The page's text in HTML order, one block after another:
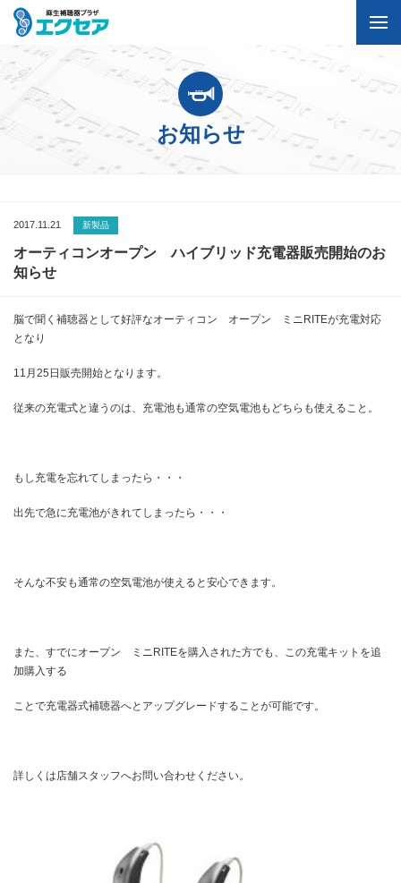
お知らせ
2017.11.21 新製品
オーティコンオープン ハイブリッド充電器販売開始のお
知らせ
脳で聞く補聴器として好評なオーティコン オープン ミニRITEが充電対応
となり
11月25日販売開始となります。
従来の充電式と違うのは、充電池も通常の空気電池もどちらも使えること。
もし充電を忘れてしまったら・・・
出先で急に充電池がきれてしまったら・・・
そんな不安も通常の空気電池が使えると安心できます。
また、すでにオープン ミニRITEを購入された方でも、この充電キットを追
加購入する
ことで充電器式補聴器へとアップグレードすることが可能です。
詳しくは店舗スタッフへお問い合わせください。